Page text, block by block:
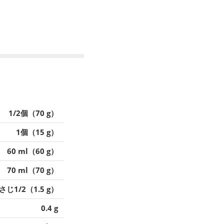
1/2個（70 g）
1個（15 g）
60 ml（60 g）
70 ml（70 g）
じ1/2（1.5 g）
0.4 g